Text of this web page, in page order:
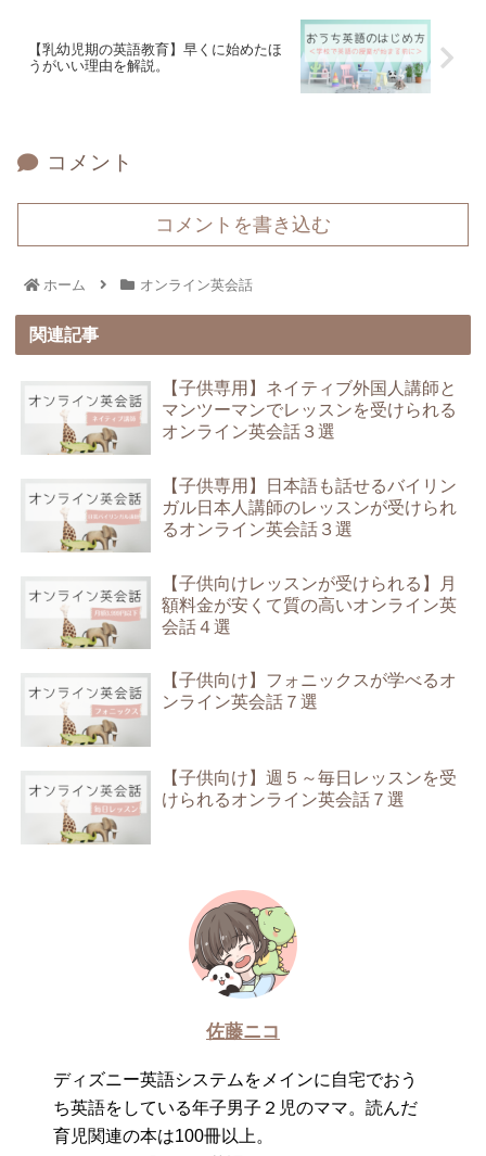
【乳幼児期の英語教育】早くに始めたほ
うがいい理由を解説。
コメント
コメントを書き込む
ホーム オンライン英会話
関連記事
【子供専用】ネイティブ外国人講師と
マンツーマンでレッスンを受けられる
オンライン英会話３選
【子供専用】日本語も話せるバイリン
ガル日本人講師のレッスンが受けられ
るオンライン英会話３選
【子供向けレッスンが受けられる】月
額料金が安くて質の高いオンライン英
会話４選
【子供向け】フォニックスが学べるオ
ンライン英会話７選
【子供向け】週５～毎日レッスンを受
けられるオンライン英会話７選
佐藤ニコ
ディズニー英語システムをメインに自宅でおう
ち英語をしている年子男子２児のママ。読んだ
育児関連の本は100冊以上。